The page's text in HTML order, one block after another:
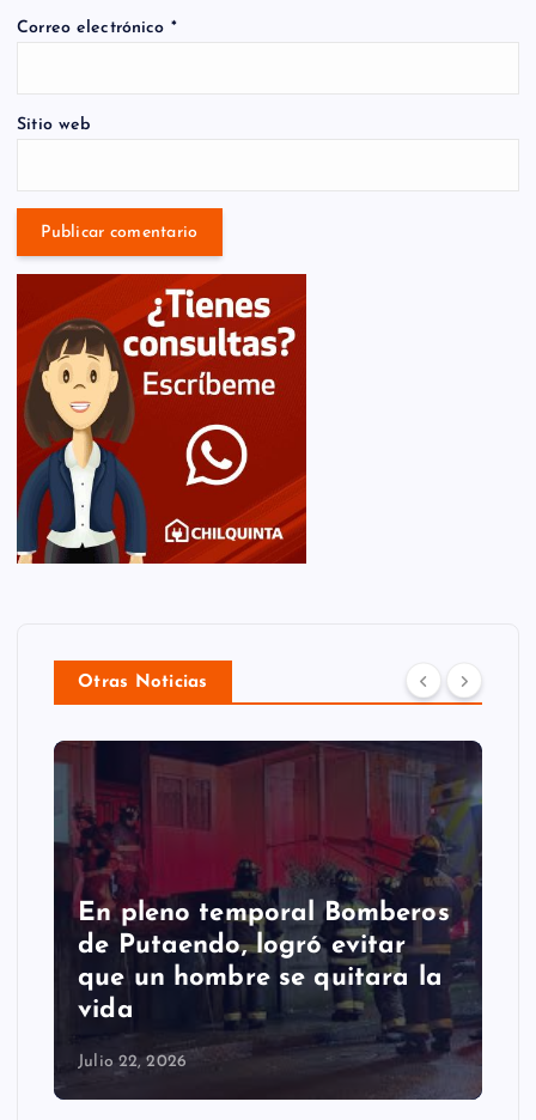
Correo electrónico *
Sitio web
Otras Noticias
En pleno temporal Bomberos
de Putaendo, logró evitar
que un hombre se quitara la
vida
Julio 22, 2026